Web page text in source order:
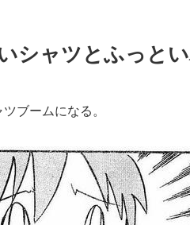
シャツとふっとい
ブームになる。